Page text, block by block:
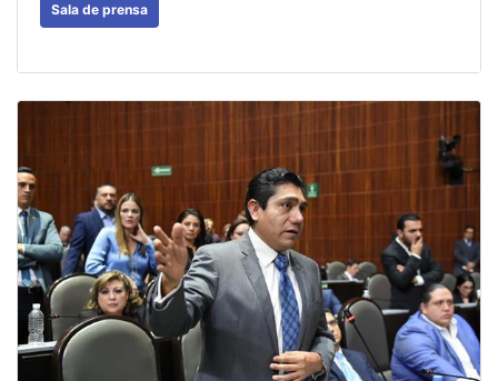
Sala de prensa